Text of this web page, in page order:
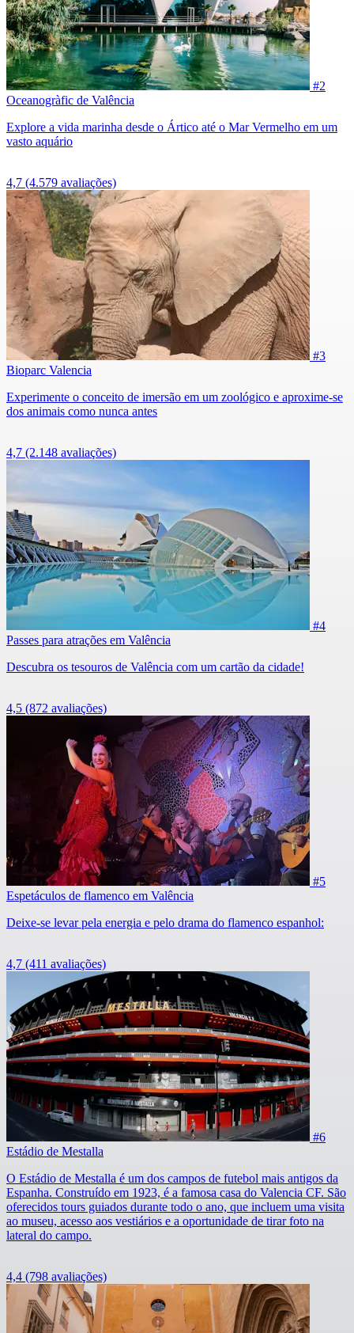
#2
Oceanogràfic de Valência
Explore a vida marinha desde o Ártico até o Mar Vermelho em um
vasto aquário
4,7 (4.579 avaliações)
#3
Bioparc Valencia
Experimente o conceito de imersão em um zoológico e aproxime-se
dos animais como nunca antes
4,7 (2.148 avaliações)
#4
Passes para atrações em Valência
Descubra os tesouros de Valência com um cartão da cidade!
4,5 (872 avaliações)
#5
Espetáculos de flamenco em Valência
Deixe-se levar pela energia e pelo drama do flamenco espanhol:
4,7 (411 avaliações)
#6
Estádio de Mestalla
O Estádio de Mestalla é um dos campos de futebol mais antigos da
Espanha. Construído em 1923, é a famosa casa do Valencia CF. São
oferecidos tours guiados durante todo o ano, que incluem uma visita
ao museu, acesso aos vestiários e a oportunidade de tirar foto na
lateral do campo.
4,4 (798 avaliações)